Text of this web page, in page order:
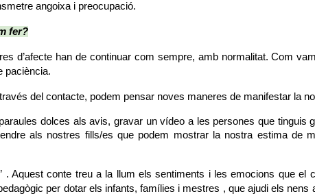
angoixa i preocupació.
fer?
d’afecte han de continuar com sempre, amb normalitat. Com
paciència.
del contacte, podem pensar noves maneres de manifestar la
dolces als avis, gravar un vídeo a les persones que tinguis
als nostres fills/es que podem mostrar la nostra estima de
Aquest conte treu a la llum els sentiments i les emocions que el
per dotar els infants, famílies i mestres , que ajudi els nens